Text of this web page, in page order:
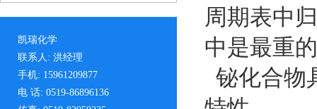
凯瑞化学
联系人: 洪经理
手机: 15961209877
电 话: 0519-86896136
周期表中
中是最重
铋化合物